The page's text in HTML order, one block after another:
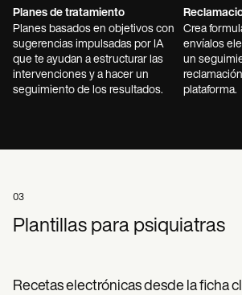
Planes de tratamiento
Planes basados en objetivos con
sugerencias impulsadas por IA
que te ayudan a estructurar las
intervenciones y a hacer un
seguimiento de los resultados.
Crea
envíalos
un
plataforma.
03
Plantillas para psiquiatras
Recetas electrónicas desde la ficha